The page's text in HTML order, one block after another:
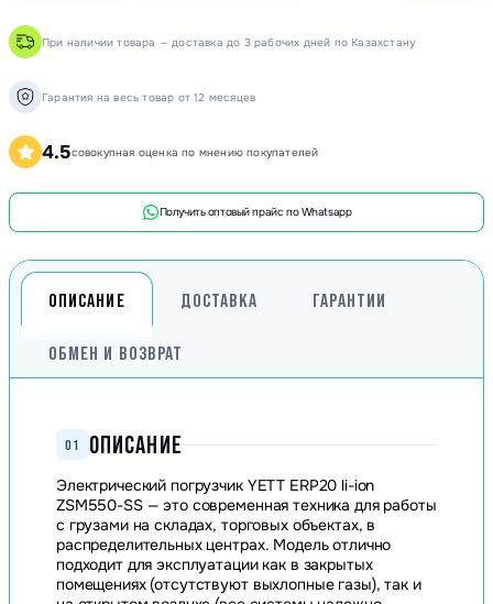
При наличии товара — доставка до 3 рабочих дней по Казахстану
Гарантия на весь товар от 12 месяцев
4.5совокупная оценка по мнению покупателей
Получить оптовый прайс по Whatsapp
ОПИСАНИЕ ДОСТАВКА ГАРАНТИИ
ОБМЕН И ВОЗВРАТ
01 ОПИСАНИЕ
Электрический погрузчик YETT ERP20 li-ion
ZSM550-SS — это современная техника для работы
с грузами на складах, торговых объектах, в
распределительных центрах. Модель отлично
подходит для эксплуатации как в закрытых
помещениях (отсутствуют выхлопные газы), так и